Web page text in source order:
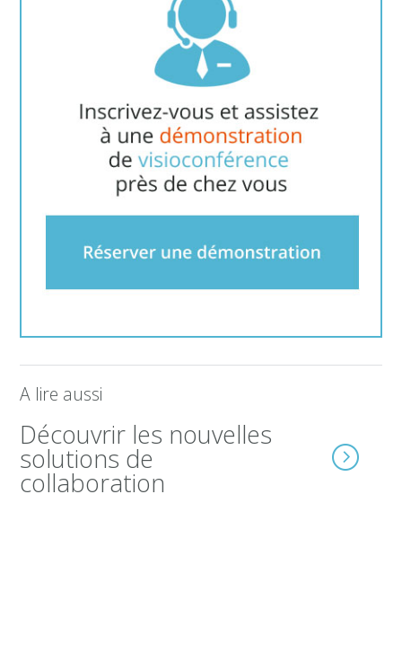
A lire aussi
Découvrir les nouvelles
solutions de
collaboration